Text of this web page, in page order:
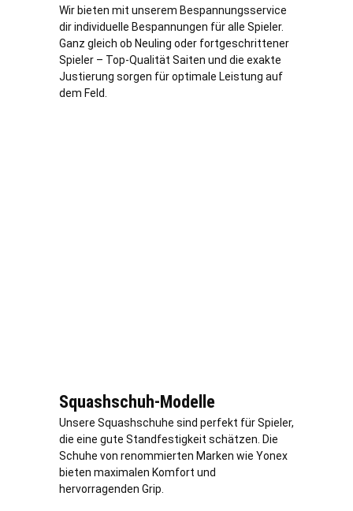
Wir bieten mit unserem Bespannungsservice
dir individuelle Bespannungen für alle Spieler.
Ganz gleich ob Neuling oder fortgeschrittener
Spieler – Top-Qualität Saiten und die exakte
Justierung sorgen für optimale Leistung auf
dem Feld.
Squashschuh-Modelle
Unsere Squashschuhe sind perfekt für Spieler,
die eine gute Standfestigkeit schätzen. Die
Schuhe von renommierten Marken wie Yonex
bieten maximalen Komfort und
hervorragenden Grip.